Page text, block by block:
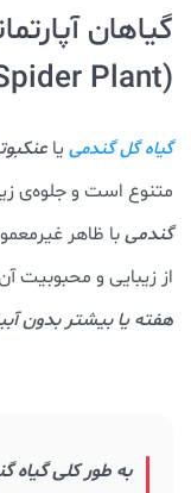
(Spider Plant)
گیاه گل گندمی یا
متنوع است و جلوه‌ی
گندمیبا ظاهر
از زیبایی و محبوبیت
هفته یا بیشتر بدون
به طور کلی گیاه